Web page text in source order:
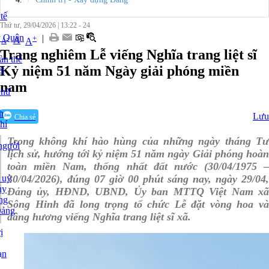
Quân
thể
uỷ
Thứ tư, 29/04/2026 13:22 - 24
A- A A+ |
Trang nghiêm Lễ viếng Nghĩa trang liệt sĩ
Kỷ niệm 51 năm Ngày giải phóng miền
nam
Chia sẻ Lưu
Trong không khí hào hùng của những ngày tháng Tư
lịch sử, hướng tới kỷ niệm 51 năm ngày Giải phóng hoàn
toàn miền Nam, thống nhất đất nước (30/04/1975 –
30/04/2026), đúng 07 giờ 00 phút sáng nay, ngày 29/04,
Đảng ủy, HĐND, UBND, Ủy ban MTTQ Việt Nam xã
Sông Hinh đã long trọng tổ chức Lễ đặt vòng hoa và
dâng hương viếng Nghĩa trang liệt sĩ xã.